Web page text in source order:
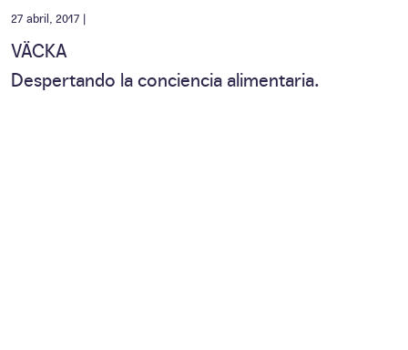
27 abril, 2017 |
VÄCKA
Despertando la conciencia alimentaria.